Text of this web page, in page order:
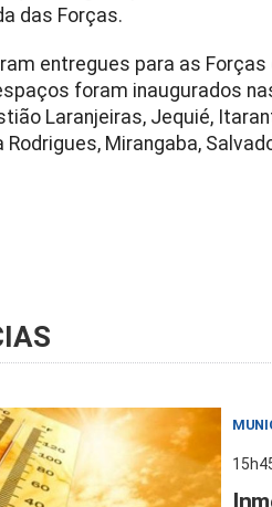
das Forças.
entregues para as
foram inaugurados
Laranjeiras, Jequié,
Mirangaba,